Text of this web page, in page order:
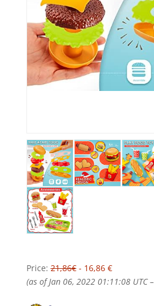
Price:21,86€- 16,86 €
(as of Jan 06, 2022 01:11:08 UTC –